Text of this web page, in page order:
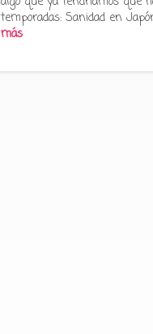
temporadas: Sanidad en
más